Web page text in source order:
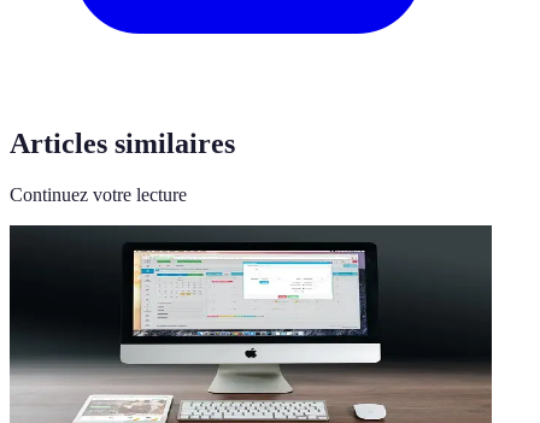
Articles similaires
Continuez votre lecture